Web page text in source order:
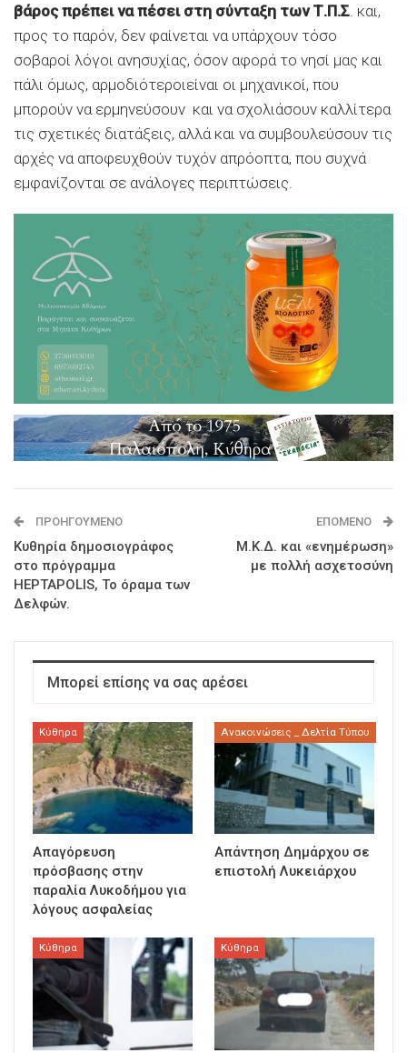
βάρος πρέπει να πέσει στη σύνταξη των Τ.Π.Σ . και,
προς το παρόν, δεν φαίνεται να υπάρχουν τόσο
σοβαροί λόγοι ανησυχίας, όσον αφορά το νησί μας και
πάλι όμως, αρμοδιότεροιείναι οι μηχανικοί, που
μπορούν να ερμηνεύσουν και να σχολιάσουν καλλίτερα
τις σχετικές διατάξεις, αλλά και να συμβουλεύσουν τις
αρχές να αποφευχθούν τυχόν απρόοπτα, που συχνά
εμφανίζονται σε ανάλογες περιπτώσεις.
ΠΡΟΗΓΟΎΜΕΝΟ
Κυθηρία δημοσιογράφος
στο πρόγραμμα
HEPTAPOLIS, Το όραμα των
Δελφών.
ΕΠΌΜΕΝΟ
Μ.Κ.Δ. και «ενημέρωση»
με πολλή ασχετοσύνη
Μπορεί επίσης να σας αρέσει
Κύθηρα
Απαγόρευση
πρόσβασης στην
παραλία Λυκοδήμου για
λόγους ασφαλείας
Ανακοινώσεις _ Δελτία Τύπου
Απάντηση Δημάρχου σε
επιστολή Λυκειάρχου
Κύθηρα Κύθηρα